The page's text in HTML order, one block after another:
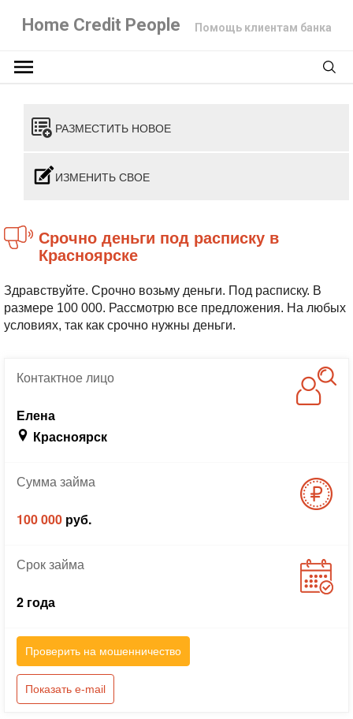
Home Credit People Помощь клиентам банка
РАЗМЕСТИТЬ НОВОЕ
ИЗМЕНИТЬ СВОЕ
Срочно деньги под расписку в
Красноярске
Здравствуйте. Срочно возьму деньги. Под расписку. В
размере 100 000. Рассмотрю все предложения. На любых
условиях, так как срочно нужны деньги.
Контактноелицо
Елена
Красноярск
Суммазайма
100 000 руб.
Срокзайма
2 года
Проверить на мошенничество
Показать e-mail